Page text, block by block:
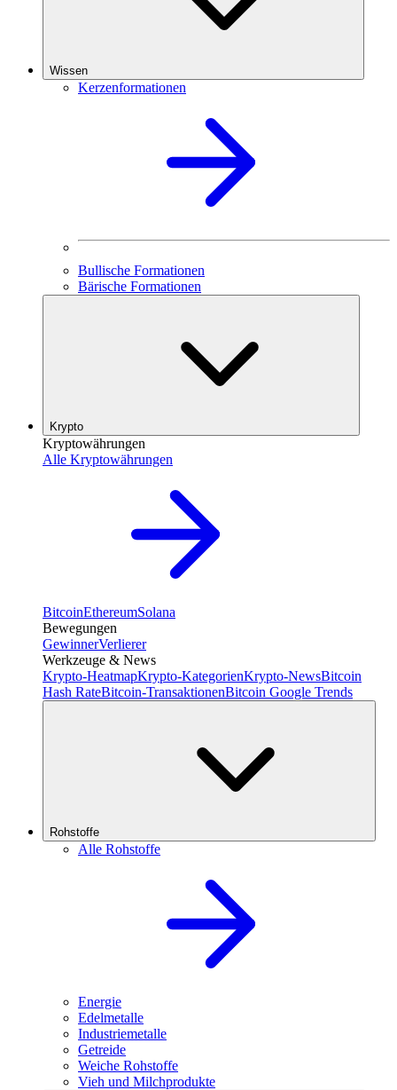
Wissen
Kerzenformationen
Bullische Formationen
Bärische Formationen
Krypto
Kryptowährungen
Alle Kryptowährungen
BitcoinEthereumSolana
Bewegungen
GewinnerVerlierer
Werkzeuge & News
Krypto-HeatmapKrypto-KategorienKrypto-NewsBitcoin
Hash RateBitcoin-TransaktionenBitcoin Google Trends
Rohstoffe
Alle Rohstoffe
Energie
Edelmetalle
Industriemetalle
Getreide
Weiche Rohstoffe
Vieh und Milchprodukte